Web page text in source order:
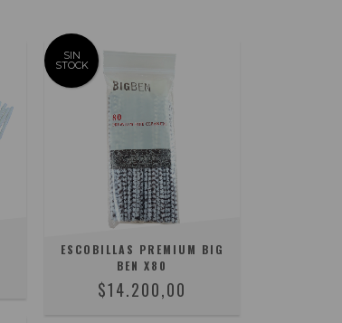
SIN
STOCK
ESCOBILLAS PREMIUM BIG
BEN X80
$14.200,00